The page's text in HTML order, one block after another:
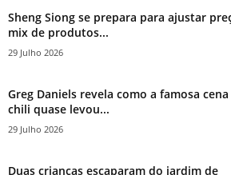
Sheng Siong se prepara para ajustar
mix de produtos...
29 Julho 2026
Greg Daniels revela como a famosa
chili quase levou...
29 Julho 2026
Duas crianças escaparam do jardim de